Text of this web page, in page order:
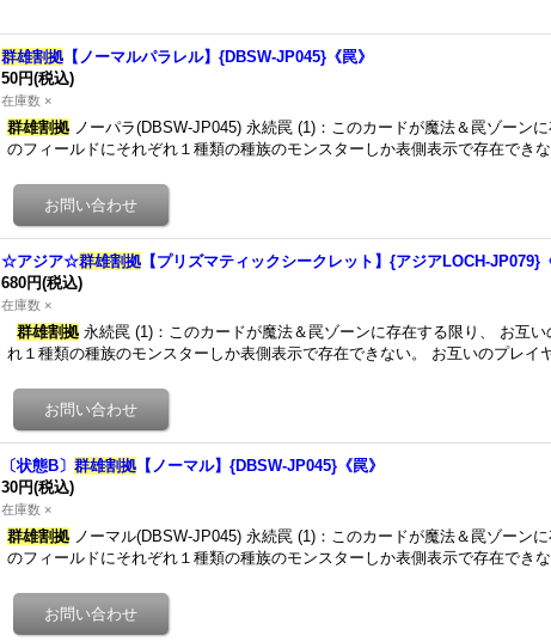
群雄割拠 【ノーマルパラレル】{DBSW-JP045}《罠》
50円(税込)
在庫数 ×
群雄割拠 ノーパラ(DBSW-JP045) 永続罠 (1)：このカードが魔法＆罠ゾーン
のフィールドにそれぞれ１種類の種族のモンスターしか表側表示で存在でき
☆アジア☆群雄割拠 【プリズマティックシークレット】{アジアLOCH-JP079}
680円(税込)
在庫数 ×
群雄割拠 永続罠 (1)：このカードが魔法＆罠ゾーンに存在する限り、 お互
れ１種類の種族のモンスターしか表側表示で存在できない。 お互いのプレイ
〔状態B〕 群雄割拠 【ノーマル】{DBSW-JP045}《罠》
30円(税込)
在庫数 ×
群雄割拠 ノーマル(DBSW-JP045) 永続罠 (1)：このカードが魔法＆罠ゾーン
のフィールドにそれぞれ１種類の種族のモンスターしか表側表示で存在でき